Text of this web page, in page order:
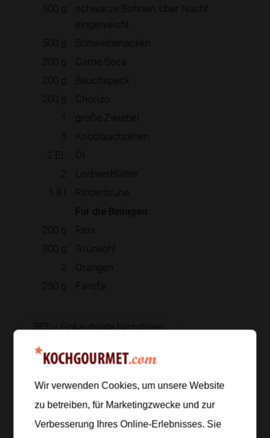
500 g
schwarze Bohnen, über Nacht
eingeweicht
500 g
Schweinenacken
300 g
Carne Seca
200 g
Bauchspeck
200 g
Chorizo
1
große Zwiebel
5
Knoblauchzehen
2 EL
Öl
2
Lorbeerblätter
1.8
Rinderbrühe
Für die Beilagen:
200 g
Reis
300 g
Grünkohl
2
Orangen
250 g Farofa
Zur Einkaufsliste hinzufügen
Zubereitung
Schritt 1/7
Wir verwenden Cookies, um unsere Website
zu betreiben, für Marketingzwecke und zur
Verbesserung Ihres Online-Erlebnisses. Sie